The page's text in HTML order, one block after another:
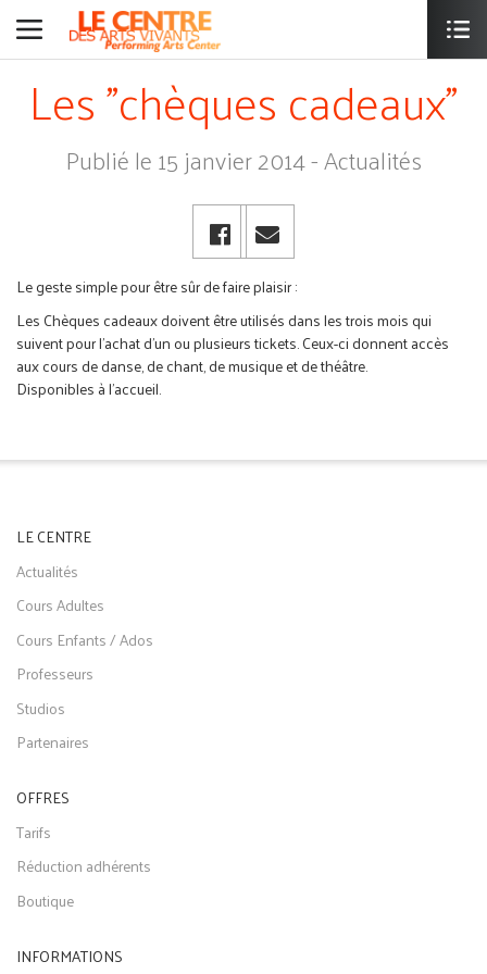
Les "chèques cadeaux"
Publié le 15 janvier 2014 - Actualités
Le geste simple pour être sûr de faire plaisir :
Les Chèques cadeaux doivent être utilisés dans les trois mois qui
suivent pour l'achat d'un ou plusieurs tickets. Ceux-ci donnent accès
aux cours de danse, de chant, de musique et de théâtre.
Disponibles à l'accueil.
LE CENTRE
Actualités
Cours Adultes
Cours Enfants / Ados
Professeurs
Studios
Partenaires
OFFRES
Tarifs
Réduction adhérents
Boutique
INFORMATIONS